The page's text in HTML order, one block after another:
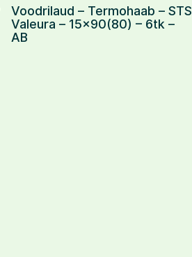
Voodrilaud – Termohaab – STS
Valeura – 15×90(80) – 6tk –
AB